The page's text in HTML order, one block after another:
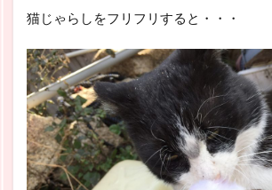
猫じゃらしをフリフリすると・・・